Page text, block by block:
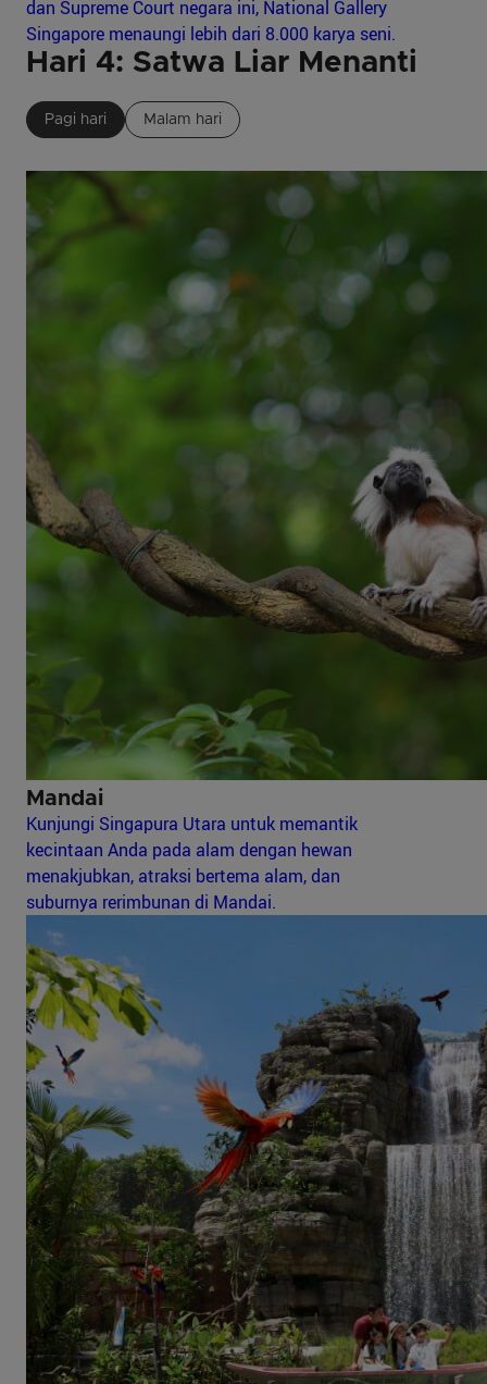
dan Supreme Court negara ini, National Gallery
Singapore menaungi lebih dari 8.000 karya seni.
Hari 4: Satwa Liar Menanti
Pagi hari Malam hari
Mandai
Kunjungi Singapura Utara untuk memantik
kecintaan Anda pada alam dengan hewan
menakjubkan, atraksi bertema alam, dan
suburnya rerimbunan di Mandai.